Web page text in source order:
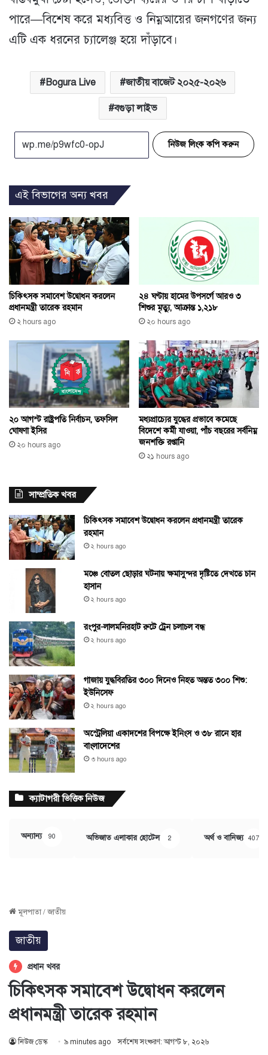
পারে—বিশেষ করে মধ্যবিত্ত ও নিম্নআয়ের জনগণের জন্য
এটি এক ধরনের চ্যালেঞ্জ হয়ে দাঁড়াবে।
Bogura Live জাতীয় বাজেট ২০২৫-২০২৬
বগুড়া লাইভ
নিউজ লিংক কপি করুন
এই বিভাগের অন্য খবর
চিকিৎসক সমাবেশ উদ্বোধন করলেন
প্রধানমন্ত্রী তারেক রহমান
২ hours ago
২৪ ঘণ্টায় হামের উপসর্গে আরও ৩
শিশুর মৃত্যু, আক্রান্ত ১,২১৮
২০ hours ago
২০ আগস্ট রাষ্ট্রপতি নির্বাচন, তফসিল
ঘোষণা ইসির
২০ hours ago
মধ্যপ্রাচ্যের যুদ্ধের প্রভাবে কমেছে
বিদেশে কর্মী যাওয়া, পাঁচ বছরের সর্বনিম্ন
জনশক্তি রপ্তানি
২১ hours ago
সাম্প্রতিক খবর
চিকিৎসক সমাবেশ উদ্বোধন করলেন প্রধানমন্ত্রী তারেক
রহমান
২ hours ago
মঞ্চে বোতল ছোড়ার ঘটনায় ক্ষমাসুন্দর দৃষ্টিতে দেখতে চান
হাসান
২ hours ago
রংপুর-লালমনিরহাট রুটে ট্রেন চলাচল বন্ধ
২ hours ago
গাজায় যুদ্ধবিরতির ৩০০ দিনেও নিহত অন্তত ৩০০ শিশু:
ইউনিসেফ
২ hours ago
অস্ট্রেলিয়া একাদশের বিপক্ষে ইনিংস ও ৩৮ রানে হার
বাংলাদেশের
৩ hours ago
ক্যাটাগরী ভিত্তিক নিউজ
অন্যান্য 90 অভিজাত এলাকার হোটেল 2 অর্থ ও বানিজ্য 407